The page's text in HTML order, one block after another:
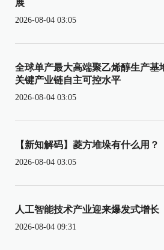
展
2026-08-04 03:05
全球单产最大高端聚乙烯醇生产基
关键产业链自主可控水平
2026-08-04 03:05
【新知解码】菱方堆垛有什么用？
2026-08-04 03:05
人工智能技术产业迎来爆发式增长
2026-08-04 09:31